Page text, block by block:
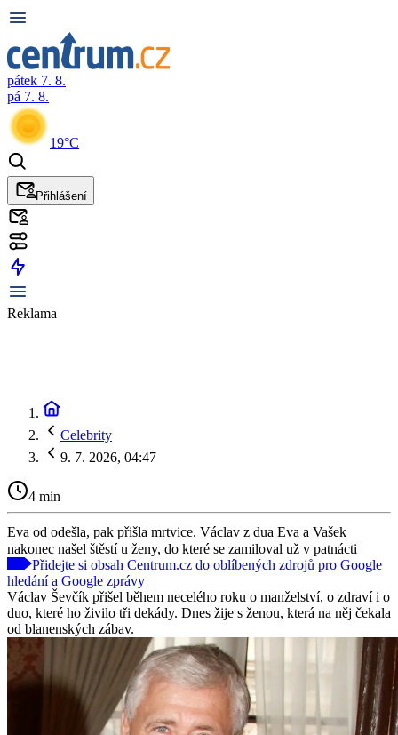
pátek 7. 8.
pá 7. 8.
19°C
Přihlášení
Reklama
Celebrity
9. 7. 2026, 04:47
4 min
Eva od odešla, pak přišla mrtvice. Václav z dua Eva a Vašek
nakonec našel štěstí u ženy, do které se zamiloval už v patnácti
Přidejte si obsah Centrum.cz do oblíbených zdrojů pro Google
hledání a Google zprávy
Václav Ševčík přišel během necelého roku o manželství, o zdraví i o
duo, které ho živilo tři dekády. Dnes žije s ženou, která na něj čekala
od blanenských zábav.